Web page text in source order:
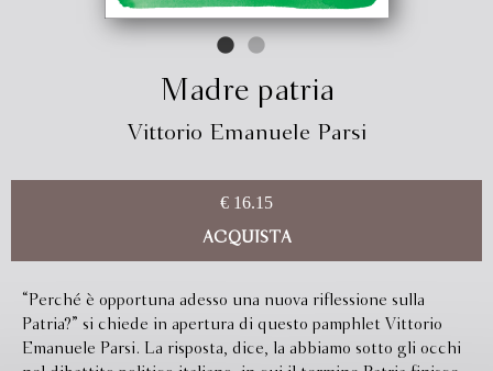
Madre patria
Vittorio Emanuele Parsi
€ 16.15
ACQUISTA
“Perché è opportuna adesso una nuova riflessione sulla
Patria?” si chiede in apertura di questo pamphlet Vittorio
Emanuele Parsi. La risposta, dice, la abbiamo sotto gli occhi